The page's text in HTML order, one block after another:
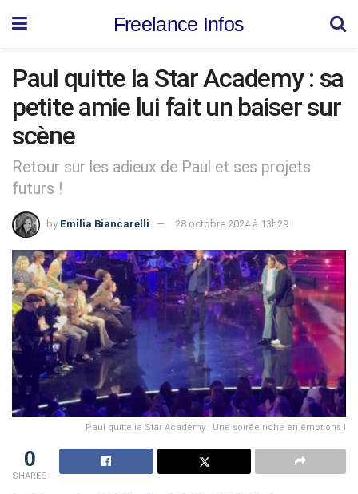
Freelance Infos
Paul quitte la Star Academy : sa
petite amie lui fait un baiser sur
scène
Retour sur les adieux de Paul et ses projets
futurs !
by Emilia Biancarelli 28 octobre 2024 à 13h29
Paul quitte la Star Academy : Une soirée riche en émotions !
0
SHARES